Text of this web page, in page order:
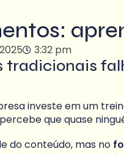
3:32 pm
tradicionais
investe em um
que quase
do conteúdo, mas no